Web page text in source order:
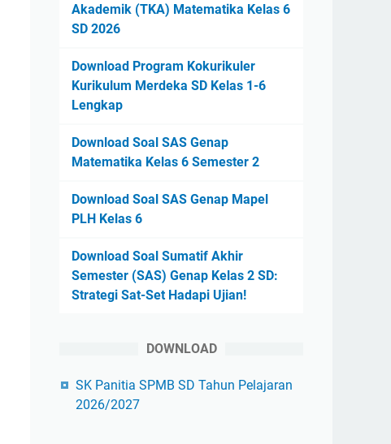
Akademik (TKA) Matematika Kelas 6
SD 2026
Download Program Kokurikuler
Kurikulum Merdeka SD Kelas 1-6
Lengkap
Download Soal SAS Genap
Matematika Kelas 6 Semester 2
Download Soal SAS Genap Mapel
PLH Kelas 6
Download Soal Sumatif Akhir
Semester (SAS) Genap Kelas 2 SD:
Strategi Sat-Set Hadapi Ujian!
DOWNLOAD
SK Panitia SPMB SD Tahun Pelajaran
2026/2027